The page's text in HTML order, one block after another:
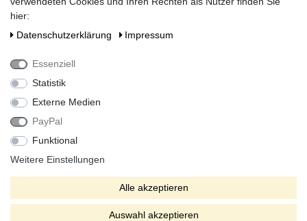
Social Media
Alle Preise inkl. gesetzlicher Mehrwertsteuer zzgl. Versandkosten
bei Lieferung ins Ausland.
* Die verkauften Stückzahlen beziehen sich auf Verkäufe in
unseren Shops und Marktplätzen.
** Der kostenlose Versand erfolgt ausschließlich innerhalb des
hier:
Daten­schutz­erklärung
Impressum
Essenziell
Statistik
Externe Medien
PayPal
Funktional
Weitere Einstellungen
Alle akzeptieren
Auswahl akzeptieren